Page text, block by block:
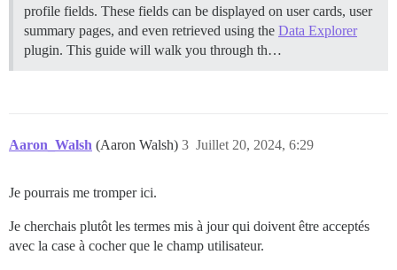
profile fields. These fields can be displayed on user cards, user
summary pages, and even retrieved using the Data Explorer
plugin. This guide will walk you through th…
Aaron_Walsh (Aaron Walsh) Juillet 20, 2024, 6:29
3
Je pourrais me tromper ici.
Je cherchais plutôt les termes mis à jour qui doivent être acceptés
avec la case à cocher que le champ utilisateur.